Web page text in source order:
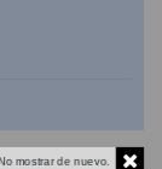
mostrar de nuevo.